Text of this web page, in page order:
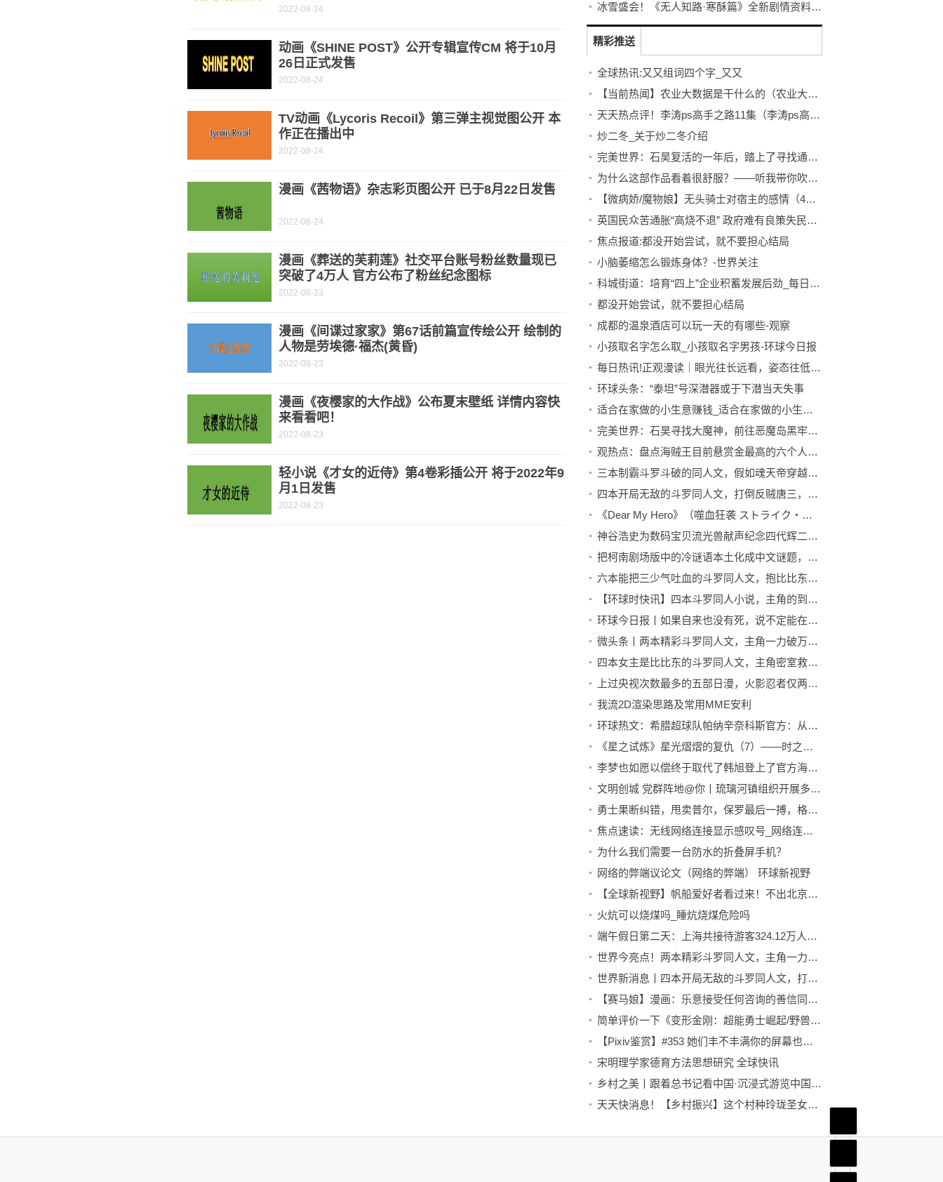
2022-08-24
动画《SHINE POST》公开专辑宣传CM 将于10月
26日正式发售
2022-08-24
TV动画《Lycoris Recoil》第三弹主视觉图公开 本
作正在播出中
2022-08-24
漫画《茜物语》杂志彩页图公开 已于8月22日发售
2022-08-24
漫画《葬送的芙莉莲》社交平台账号粉丝数量现已
突破了4万人 官方公布了粉丝纪念图标
2022-08-23
漫画《间谍过家家》第67话前篇宣传绘公开 绘制的
人物是劳埃德·福杰(黄昏)
2022-08-23
漫画《夜樱家的大作战》公布夏末壁纸 详情内容快
来看看吧！
2022-08-23
轻小说《才女的近侍》第4卷彩插公开 将于2022年9
月1日发售
2022-08-23
冰雪盛会！《无人知路·寒酥篇》全新剧情资料片发布！ARG解谜游戏
精彩推送
全球热讯:又又组词四个字_又又
【当前热闻】农业大数据是干什么的（农业大数据）
天天热点评！李涛ps高手之路11集（李涛ps高手之路全集）
炒二冬_关于炒二冬介绍
完美世界：石昊复活的一年后，踏上了寻找通往上界之路
为什么这部作品看着很舒服？——听我带你吹《跃动青春》
【微病娇/魔物娘】无头骑士对宿主的感情（4） 世界新视野
英国民众苦通胀“高烧不退” 政府难有良策失民心-天天时快讯
焦点报道:都没开始尝试，就不要担心结局
小脑萎缩怎么锻炼身体？-世界关注
科城街道：培育“四上”企业积蓄发展后劲_每日焦点
都没开始尝试，就不要担心结局
成都的温泉酒店可以玩一天的有哪些-观察
小孩取名字怎么取_小孩取名字男孩-环球今日报
每日热讯!正观漫读｜眼光往长远看，姿态往低处放，凡事往好处想
环球头条：“泰坦”号深潜器或于下潜当天失事
适合在家做的小生意赚钱_适合在家做的小生意 世界报资讯
完美世界：石昊寻找大魔神，前往恶魔岛黑牢，上古真神出世了_世界快报
观热点：盘点海贼王目前悬赏金最高的六个人，没有一个是大佬
三本制霸斗罗斗破的同人文，假如魂天帝穿越到斗罗大陆会如何？|世界时讯
四本开局无敌的斗罗同人文，打倒反贼唐三，武魂殿万岁
《Dear My Hero》（噬血狂袭 ストライク・ザ・ブラッドⅣ 片尾曲）歌词&翻译（自翻）
神谷浩史为数码宝贝流光兽献声纪念四代辉二可惜没变铠甲加鲁鲁|世界关注
把柯南剧场版中的冷谜语本土化成中文谜题，你能答对几道？（M21-M25） 全球速看
六本能把三少气吐血的斗罗同人文，抱比比东大腿，做斗罗的海王|全球热门
【环球时快讯】四本斗罗同人小说，主角的到来让斗罗大陆，弥漫着一股春天的气息
环球今日报丨如果自来也没有死，说不定能在第四次忍界大战中抓住宇智波带土
微头条丨两本精彩斗罗同人文，主角一力破万法，镇压所有不服
四本女主是比比东的斗罗同人文，主角密室救下比比东，却被逆推了
上过央视次数最多的五部日漫，火影忍者仅两次，它却达到了十次-环球快消息
我流2D渲染思路及常用MME安利
环球热文：希腊超球队帕纳辛奈科斯官方：从桑普多利亚免签31...
《星之试炼》星光熠熠的复仇（7）——时之奇道（上）
李梦也如愿以偿终于取代了韩旭登上了官方海报 天天信息
文明创城 党群阵地@你丨琉璃河镇组织开展多项“和满京城 奋进九州”端午节主题新时代文明实践活动|环球观点
勇士果断纠错，甩卖普尔，保罗最后一搏，格林成为闹剧的赢家
焦点速读：无线网络连接显示感叹号_网络连接显示感叹号
为什么我们需要一台防水的折叠屏手机？
网络的弊端议论文（网络的弊端） 环球新视野
【全球新视野】帆船爱好者看过来！不出北京这里一样可实现扬帆碧浪
火炕可以烧煤吗_睡炕烧煤危险吗
端午假日第二天：上海共接待游客324.12万人次|全球球精选
世界今亮点！两本精彩斗罗同人文，主角一力破万法，镇压所有不服
世界新消息丨四本开局无敌的斗罗同人文，打倒反贼唐三，武魂殿万岁
【赛马娘】漫画：乐意接受任何咨询的善信同学 当前速递
简单评价一下《变形金刚：超能勇士崛起/野兽崛起》
【Pixiv鉴赏】#353 她们丰不丰满你的屏幕也是平的_天天观热点
宋明理学家德育方法思想研究 全球快讯
乡村之美丨跟着总书记看中国·沉浸式游览中国美丽乡村-今日快看
天天快消息！【乡村振兴】这个村种玲珑圣女果，带动集体年增收15万元